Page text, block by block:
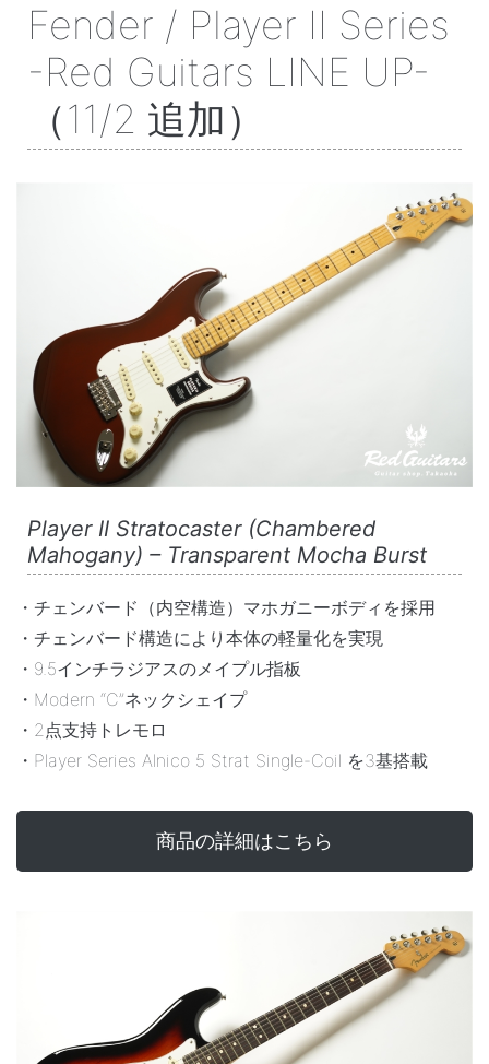
Fender / Player II Series
-Red Guitars LINE UP-
（11/2 追加）
Player II Stratocaster (Chambered
Mahogany) – Transparent Mocha Burst
・チェンバード（内空構造）マホガニーボディを採用
・チェンバード構造により本体の軽量化を実現
・9.5インチラジアスのメイプル指板
・Modern “C”ネックシェイプ
・2点支持トレモロ
・Player Series Alnico 5 Strat Single-Coil を3基搭載
商品の詳細はこちら